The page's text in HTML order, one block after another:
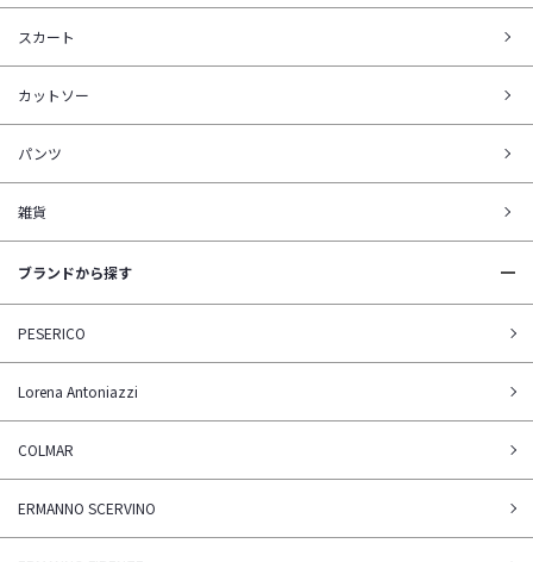
スカート
カットソー
パンツ
雑貨
ブランドから探す
PESERICO
Lorena Antoniazzi
COLMAR
ERMANNO SCERVINO